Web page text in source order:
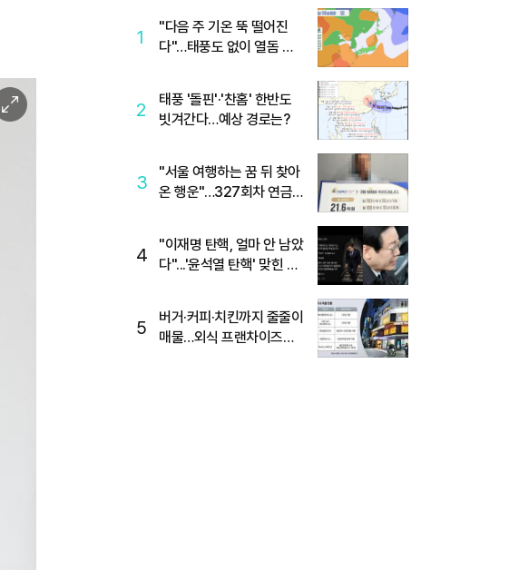
미
1
"다음 주 기온 뚝 떨어진
다"…태풍도 없이 열돔 박
2
태풍 '돌핀'·'찬홈' 한반도
빗겨간다…예상 경로는?
3
"서울 여행하는 꿈 뒤 찾아
온 행운"…327회차 연금
4
"이재명 탄핵, 얼마 안 남았
다"...'윤석열 탄핵' 맞힌 무
5
버거·커피·치킨까지 줄줄이
매물…외식 프랜차이즈